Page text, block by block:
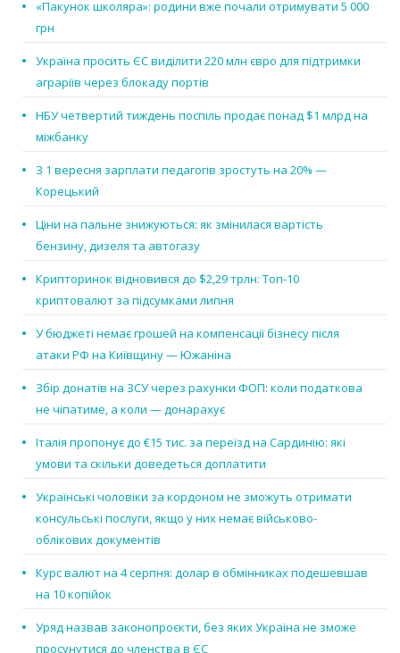
«Пакунок школяра»: родини вже почали отримувати 5 000
грн
Україна просить ЄС виділити 220 млн євро для підтримки
аграріїв через блокаду портів
НБУ четвертий тиждень поспіль продає понад $1 млрд на
міжбанку
З 1 вересня зарплати педагогів зростуть на 20% —
Корецький
Ціни на пальне знижуються: як змінилася вартість
бензину, дизеля та автогазу
Крипторинок відновився до $2,29 трлн: Топ-10
криптовалют за підсумками липня
У бюджеті немає грошей на компенсації бізнесу після
атаки РФ на Київщину — Южаніна
Збір донатів на ЗСУ через рахунки ФОП: коли податкова
не чіпатиме, а коли — донарахує
Італія пропонує до €15 тис. за переїзд на Сардинію: які
умови та скільки доведеться доплатити
Українські чоловіки за кордоном не зможуть отримати
консульські послуги, якщо у них немає військово-
облікових документів
Курс валют на 4 серпня: долар в обмінниках подешевшав
на 10 копійок
Уряд назвав законопроєкти, без яких Україна не зможе
просунутися до членства в ЄС